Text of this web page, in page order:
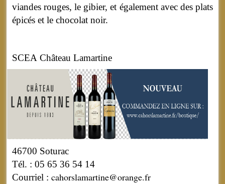
viandes rouges, le gibier, et également avec des plats
épicés et le chocolat noir.
SCEA Château Lamartine
46700 Soturac
Tél. : 05 65 36 54 14
Courriel :cahorslamartine@orange.fr